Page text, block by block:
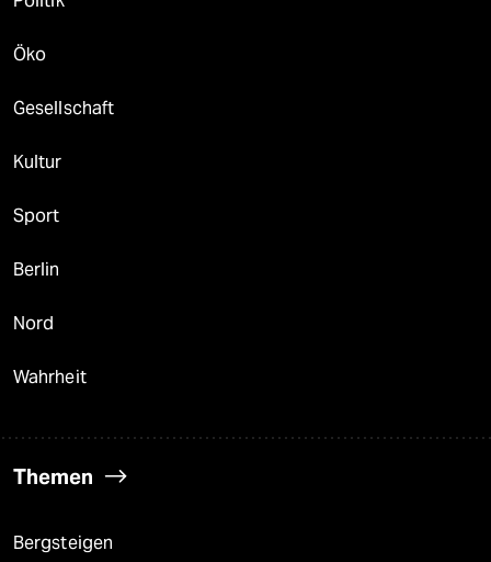
Öko
Gesellschaft
Kultur
Sport
Berlin
Nord
Wahrheit
Themen
Bergsteigen